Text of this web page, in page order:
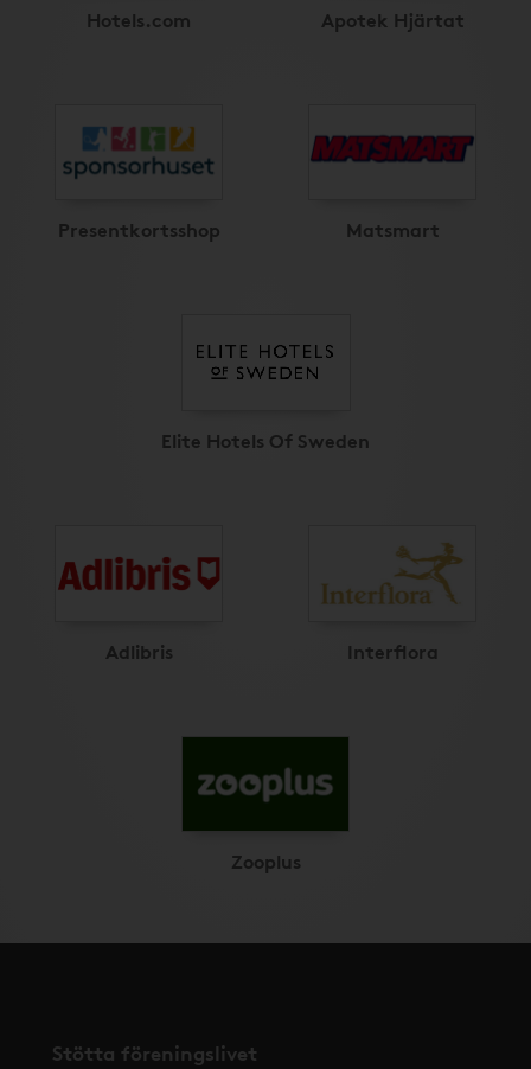
Hotels.com Apotek Hjärtat
Presentkortsshop Matsmart
Elite Hotels Of Sweden
Adlibris Interflora
Zooplus
Stötta föreningslivet